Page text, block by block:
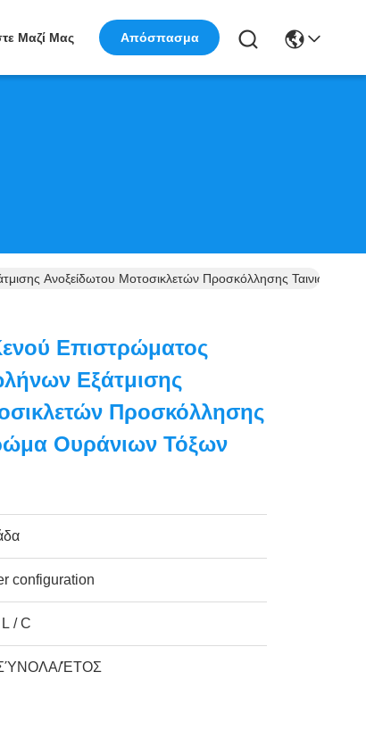
Μαζί Μας Απόσπασμα
Ανοξείδωτου Μοτοσικλετών Προσκόλλησης Ταινιών Για
Επιστρώματος
Εξάτμισης
Προσκόλλησης
Ουράνιων Τόξων
configuration
/ C
ΈΤΟΣ